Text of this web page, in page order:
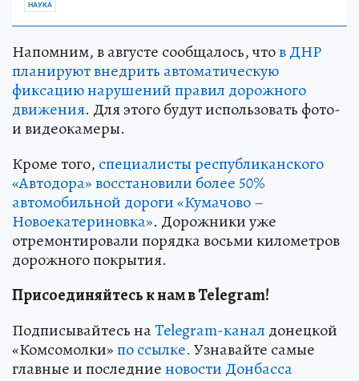
НАУКА
Напомним, в августе сообщалось, чтов ДНР
планируют внедрить автоматическую
фиксацию нарушений правил дорожного
движения. Для этого будут использовать фото-
и видеокамеры.
Кроме того, специалисты республиканского
«Автодора» восстановили более 50%
автомобильной дороги «Кумачово –
Новоекатериновка». Дорожники уже
отремонтировали порядка восьми километров
дорожного покрытия.
Присоединяйтесь к нам в Telegram!
Подписывайтесь наTelegram-канал донецкой
«Комсомолки»по ссылке. Узнавайте самые
главные и последниеновости Донбасса